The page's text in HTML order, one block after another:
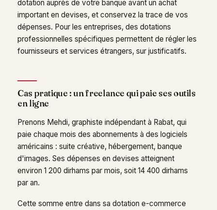
dotation auprès de votre banque avant un achat
important en devises, et conservez la trace de vos
dépenses. Pour les entreprises, des dotations
professionnelles spécifiques permettent de régler les
fournisseurs et services étrangers, sur justificatifs.
Cas pratique : un freelance qui paie ses outils
en ligne
Prenons Mehdi, graphiste indépendant à Rabat, qui
paie chaque mois des abonnements à des logiciels
américains : suite créative, hébergement, banque
d'images. Ses dépenses en devises atteignent
environ 1 200 dirhams par mois, soit 14 400 dirhams
par an.
Cette somme entre dans sa dotation e-commerce